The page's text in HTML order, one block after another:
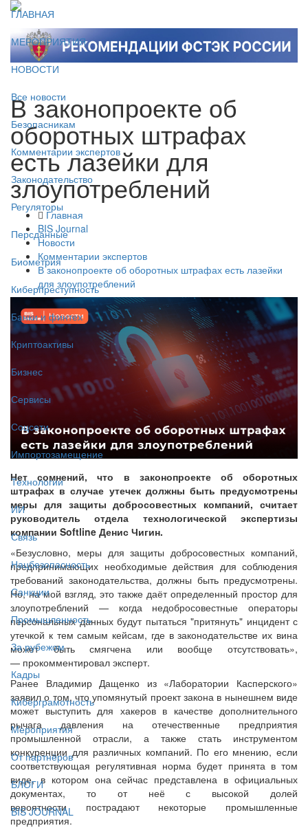
ГЛАВНАЯ
МЕРОПРИЯТИЯ
НОВОСТИ
Все новости
Безопасникам
Комментарии экспертов
Законодательство
Регуляторы
Персданные
Биометрия
Киберпреступность
Банки и финтех
Криптоактивы
Бизнес
Сервисы
Соцсети
Импортозамещение
Технологии
ИИ
Связь
Нацбезопасность
Санкции
Промышленность
За рубежом
Кадры
Киберграмотность
Мероприятия
От партнёров
БЛОГИ
BIS JOURNAL
В законопроекте об
оборотных штрафах
есть лазейки для
злоупотреблений
Главная
BIS Journal
Новости
Комментарии экспертов
В законопроекте об оборотных штрафах есть лазейки
для злоупотреблений
Нет сомнений, что в законопроекте об оборотных
штрафах в случае утечек должны быть предусмотрены
меры для защиты добросовестных компаний, считает
руководитель отдела технологической экспертизы
компании Softline Денис Чигин.
«Безусловно, меры для защиты добросовестных компаний,
предпринимающих необходимые действия для соблюдения
требований законодательства, должны быть предусмотрены.
Но, на мой взгляд, это также даёт определенный простор для
злоупотреблений — когда недобросовестные операторы
персональных данных будут пытаться "притянуть" инцидент с
утечкой к тем самым кейсам, где в законодательстве их вина
может быть смягчена или вообще отсутствовать»,
— прокомментировал эксперт.
Ранее Владимир Дащенко из «Лаборатории Касперского»
заявил о том, что упомянутый проект закона в нынешнем виде
может выступить для хакеров в качестве дополнительного
рычага давления на отечественные предприятия
промышленной отрасли, а также стать инструментом
конкуренции для различных компаний. По его мнению, если
соответствующая регулятивная норма будет принята в том
виде, в котором она сейчас представлена в официальных
документах, то от неё с высокой долей
вероятности пострадают некоторые промышленные
предприятия.